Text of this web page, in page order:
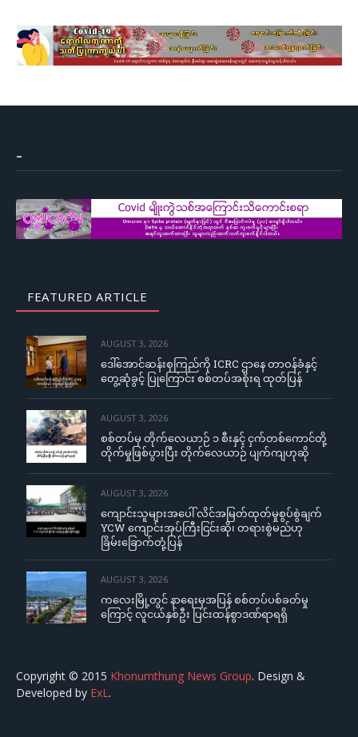
–
FEATURED ARTICLE
AUGUST 3, 2026
ဒေါ်အောင်ဆန်းစုကြည်ကို ICRC ဌာနေ တာဝန်ခံနှင့်
တွေ့ဆုံခွင့် ပြုကြောင်း စစ်တပ်အစိုးရ ထုတ်ပြန်
AUGUST 3, 2026
စစ်တပ်မှ တိုက်လေယာဉ် ၁ စီးနှင့် ငှက်တစ်ကောင်တို့
တိုက်မှုဖြစ်ပွားပြီး တိုက်လေယာဉ် ပျက်ကျဟုဆို
AUGUST 3, 2026
ကျောင်းသူများအပေါ် လိင်အမြတ်ထုတ်မှုစွပ်စွဲချက်
YCW ကျောင်းအုပ်ကြီးငြင်းဆို၊ တရားစွဲမည်ဟု
ခြိမ်းခြောက်တုံ့ပြန်
AUGUST 3, 2026
ကလေးမြို့တွင် နာရေးမှအပြန် စစ်တပ်ပစ်ခတ်မှု
ကြောင့် လူငယ်နှစ်ဦး ပြင်းထန်စွာဒဏ်ရာရရှိ
Copyright © 2015 Khonumthung News Group. Design &
Developed by ExL.